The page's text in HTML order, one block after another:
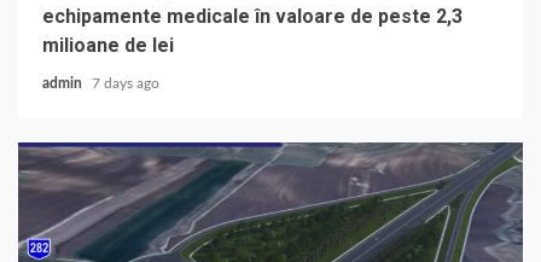
echipamente medicale în valoare de peste 2,3
milioane de lei
admin 7 days ago